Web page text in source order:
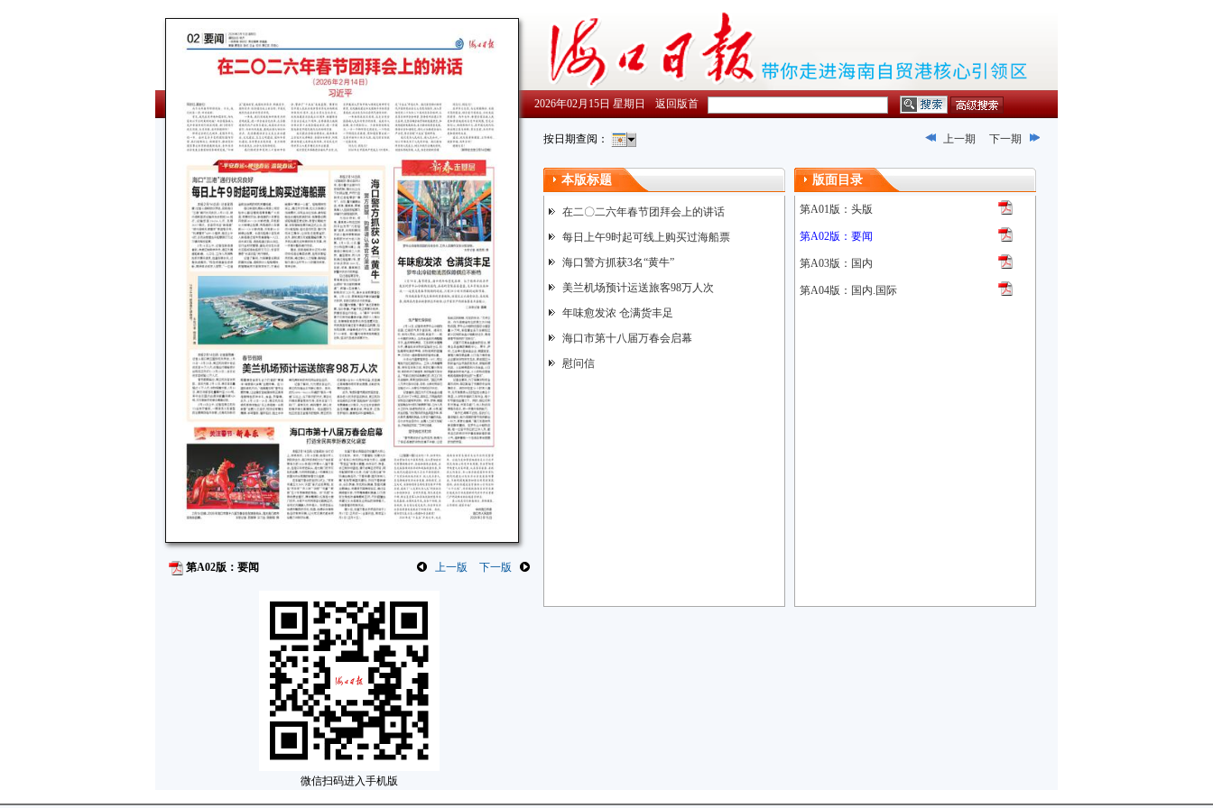
2026年02月15日 星期日 返回版首
第A02版：要闻 上一版 下一版
微信扫码进入手机版
按日期查阅： 上一期 下一期
本版标题
在二〇二六年春节团拜会上的讲话
每日上午9时起可线上购买过海船票
海口警方抓获3名“黄牛”
美兰机场预计运送旅客98万人次
年味愈发浓 仓满货丰足
海口市第十八届万春会启幕
慰问信
版面目录
第A01版：头版
第A02版：要闻
第A03版：国内
第A04版：国内.国际